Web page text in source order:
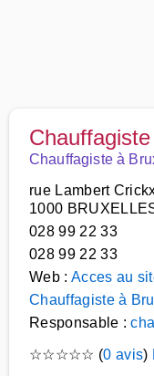
Chauffagiste à
rue Lambert
1000
028 99 22 33
028 99 22 33
Web : Acces au
Chauffagiste à
Responsable :
☆☆☆☆☆ (0 avis)